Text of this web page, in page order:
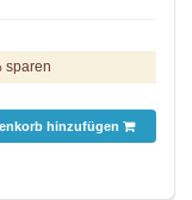
sparen
hinzufügen